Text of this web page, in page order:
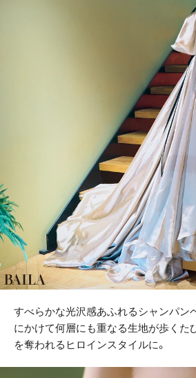
すべらかな光沢感あふれるシャンパン
にかけて何層にも重なる生地が歩くた
を奪われるヒロインスタイルに。